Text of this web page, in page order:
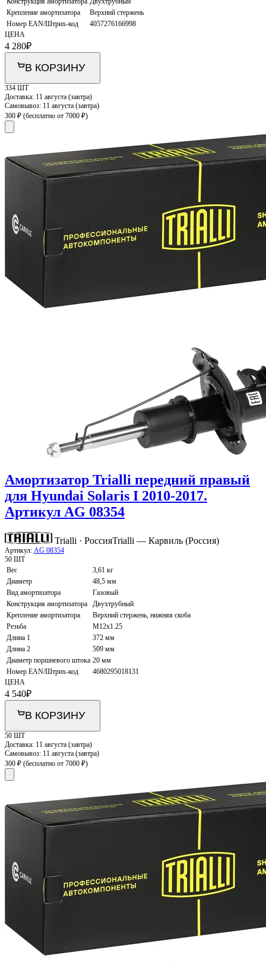
Крепление амортизатора
Верхний стержень
Номер EAN/Штрих-код
4057276166998
ЦЕНА
4 280₽
В КОРЗИНУ
334 ШТ
Доставка: 11 августа (завтра)
Самовывоз: 11 августа (завтра)
300 ₽ (бесплатно от 7000 ₽)
Амортизатор Trialli передний правый
для Hyundai Solaris I 2010-2017.
Артикул AG 08354
Trialli · РоссияTrialli — Карвиль (Россия)
Артикул: AG 08354
50 ШТ
Вес
3,61 кг
Диаметр
48,5 мм
Вид амортизатора
Газовый
Конструкция амортизатора
Двухтрубный
Крепление амортизатора
Верхний стержень, нижняя скоба
Резьба
M12x1.25
Длина 1
372 мм
Длина 2
509 мм
Диаметр поршневого штока 20 мм
Номер EAN/Штрих-код
4680295018131
ЦЕНА
4 540₽
В КОРЗИНУ
50 ШТ
Доставка: 11 августа (завтра)
Самовывоз: 11 августа (завтра)
300 ₽ (бесплатно от 7000 ₽)